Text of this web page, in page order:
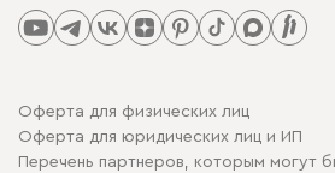
Оферта для физических лиц
Оферта для юридических лиц и ИП
Перечень партнеров, которым могут